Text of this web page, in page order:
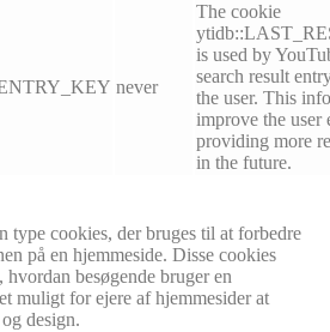
never
The cookie
is used by
search result
the user. This
improve the user
providing more
in the future.
type cookies, der bruges til at forbedre
på en hjemmeside. Disse cookies
besøgende bruger en
muligt for ejere af hjemmesider at
design.